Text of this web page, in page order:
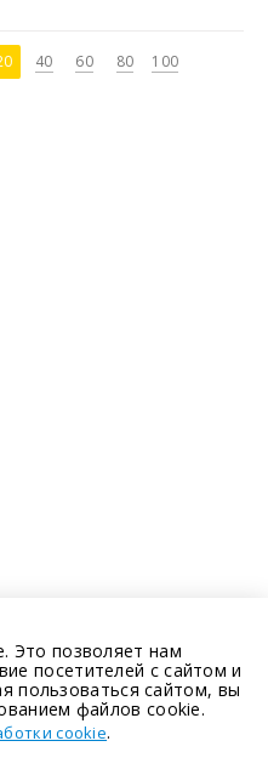
40 60 80 100
Это позволяет нам
посетителей с сайтом и
пользоваться сайтом, вы
файлов cookie.
cookie.